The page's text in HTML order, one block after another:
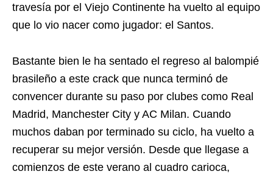
travesía por el Viejo Continente ha vuelto al equipo
que lo vio nacer como jugador: el Santos.
Bastante bien le ha sentado el regreso al balompié
brasileño a este crack que nunca terminó de
convencer durante su paso por clubes como Real
Madrid, Manchester City y AC Milan. Cuando
muchos daban por terminado su ciclo, ha vuelto a
recuperar su mejor versión. Desde que llegase a
comienzos de este verano al cuadro carioca,